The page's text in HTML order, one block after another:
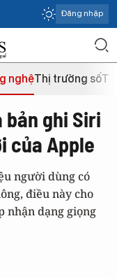
Đăng nhập
nghệThị trường số
bản ghi Siri
của Apple
người dùng có
điều này cho
nhận dạng giọng